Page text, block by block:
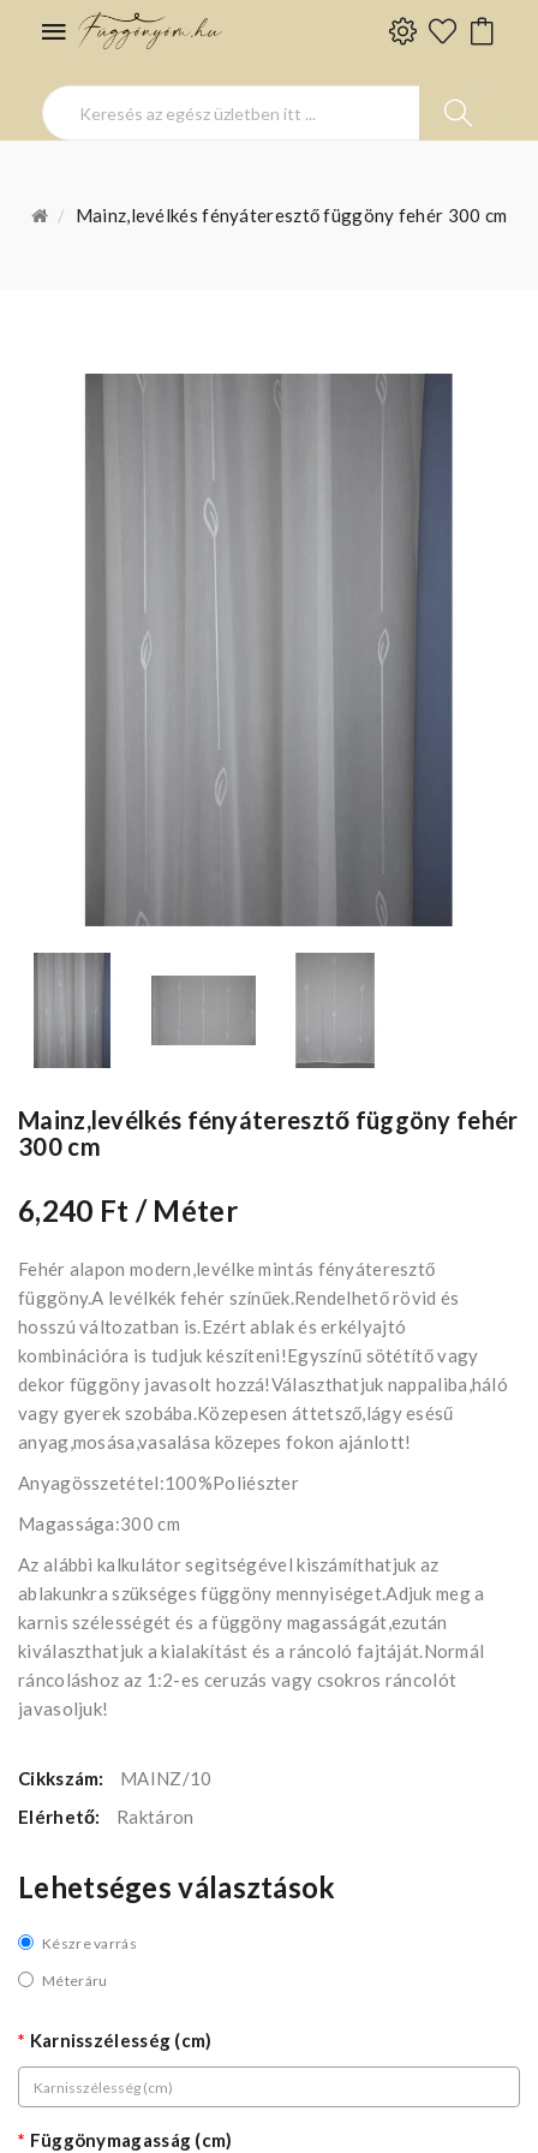
Mainz,levélkés fényáteresztő függöny fehér 300 cm
Mainz,levélkés fényáteresztő függöny fehér
300 cm
6,240 Ft / Méter
Fehér alapon modern,levélke mintás fényáteresztő
függöny.A levélkék fehér színűek.Rendelhető rövid és
hosszú változatban is.Ezért ablak és erkélyajtó
kombinációra is tudjuk készíteni!Egyszínű sötétítő vagy
dekor függöny javasolt hozzá!Választhatjuk nappaliba,háló
vagy gyerek szobába.Közepesen áttetsző,lágy esésű
anyag,mosása,vasalása közepes fokon ajánlott!
Anyagösszetétel:100%Poliészter
Magassága:300 cm
Az alábbi kalkulátor segìtségével kiszámíthatjuk az
ablakunkra szükséges függöny mennyiséget.Adjuk meg a
karnis szélességét és a függöny magasságát,ezután
kiválaszthatjuk a kialakítást és a ráncoló fajtáját.Normál
ráncoláshoz az 1:2-es ceruzás vagy csokros ráncolót
javasoljuk!
Cikkszám:
MAINZ/10
Elérhető:
Raktáron
Lehetséges választások
Készre varrás
Méteráru
Karnisszélesség (cm)
Függönymagasság (cm)